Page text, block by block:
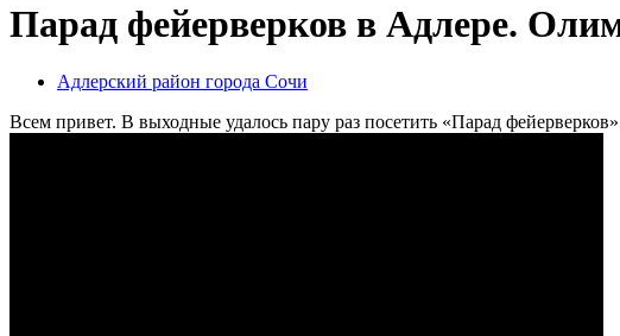
Парад фейерверков в Адлере.
Адлерский район города Сочи
Всем привет. В выходные удалось пару раз посетить «Парад